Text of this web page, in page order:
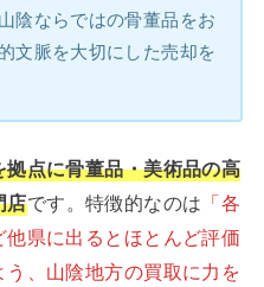
山陰ならではの骨董品をお
文脈を大切にした売却を
点に骨董品・美術品の高
店です。特徴的なのは 「各
県に出るとほとんど評価
、山陰地方の買取に力を